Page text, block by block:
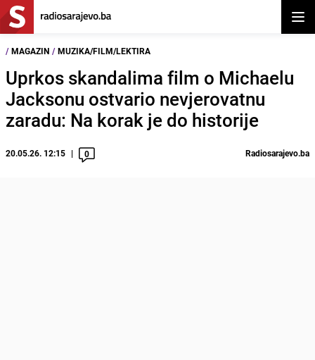
/ MAGAZIN / MUZIKA/FILM/LEKTIRA
Uprkos skandalima film o Michaelu
Jacksonu ostvario nevjerovatnu
zaradu: Na korak je do historije
20.05.26. 12:15 0 Radiosarajevo.ba